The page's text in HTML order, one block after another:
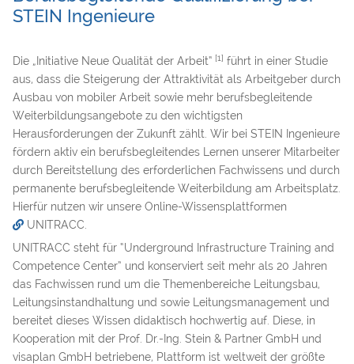
STEIN Ingenieure
Die „Initiative Neue Qualität der Arbeit“ [1] führt in einer Studie
aus, dass die Steigerung der Attraktivität als Arbeitgeber durch
Ausbau von mobiler Arbeit sowie mehr berufsbegleitende
Weiterbildungsangebote zu den wichtigsten
Herausforderungen der Zukunft zählt. Wir bei STEIN Ingenieure
fördern aktiv ein berufsbegleitendes Lernen unserer Mitarbeiter
durch Bereitstellung des erforderlichen Fachwissens und durch
permanente berufsbegleitende Weiterbildung am Arbeitsplatz.
Hierfür nutzen wir unsere Online-Wissensplattformen
UNITRACC
UNITRACC steht für “Underground Infrastructure Training and
Competence Center” und konserviert seit mehr als 20 Jahren
das Fachwissen rund um die Themenbereiche Leitungsbau,
Leitungsinstandhaltung und sowie Leitungsmanagement und
bereitet dieses Wissen didaktisch hochwertig auf. Diese, in
Kooperation mit der Prof. Dr.-Ing. Stein & Partner GmbH und
visaplan GmbH betriebene, Plattform ist weltweit der größte